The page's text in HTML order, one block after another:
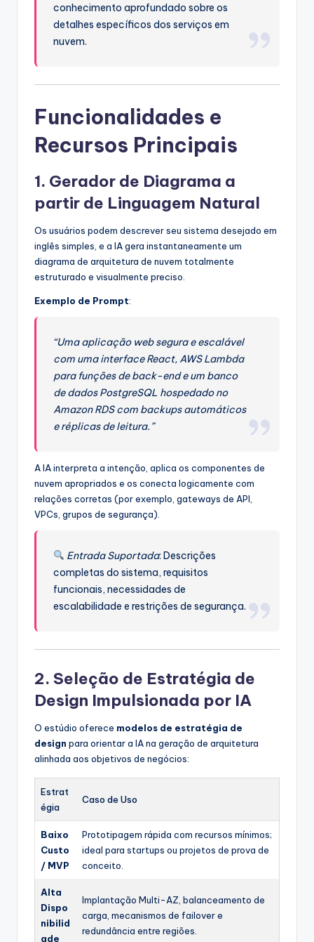
U
conhecimento aprofundado sobre os
detalhes específicos dos serviços em
nuvem.
Funcionalidades e
Recursos Principais
1. Gerador de Diagrama a
partir de Linguagem Natural
Os usuários podem descrever seu sistema desejado em
inglês simples, e a IA gera instantaneamente um
diagrama de arquitetura de nuvem totalmente
estruturado e visualmente preciso.
Exemplo de Prompt:
“Uma aplicação web segura e escalável
com uma interface React, AWS Lambda
para funções de back-end e um banco
de dados PostgreSQL hospedado no
Amazon RDS com backups automáticos
e réplicas de leitura.”
A IA interpreta a intenção, aplica os componentes de
nuvem apropriados e os conecta logicamente com
relações corretas (por exemplo, gateways de API,
VPCs, grupos de segurança).
Entrada Suportada: Descrições
completas do sistema, requisitos
funcionais, necessidades de
escalabilidade e restrições de segurança.
2. Seleção de Estratégia de
Design Impulsionada por IA
O estúdio oferece modelos de estratégia de
design para orientar a IA na geração de arquitetura
alinhada aos objetivos de negócios:
Estrat
égia
Caso de Uso
Baixo
Custo
/ MVP
Prototipagem rápida com recursos mínimos;
ideal para startups ou projetos de prova de
conceito.
Alta
Dispo
nibilid
ade
Implantação Multi-AZ, balanceamento de
carga, mecanismos de failover e
redundância entre regiões.